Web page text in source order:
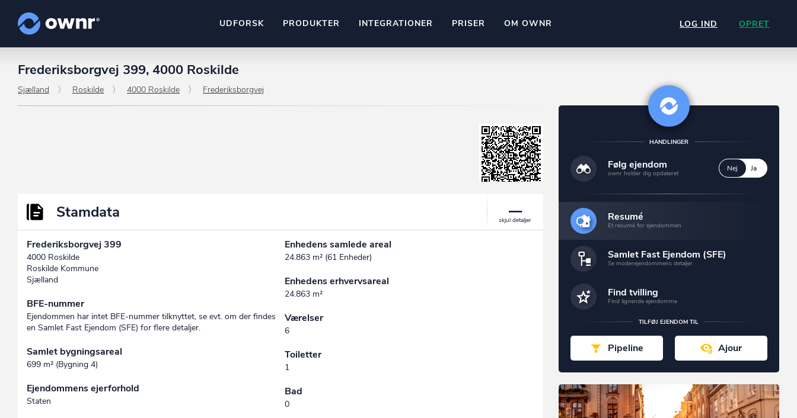
UDFORSK PRODUKTER
ownr Insights
INTEGRATIONER PRISER OM OWNR LOG IND OPRET
Frederiksborgvej 399, 4000 Roskilde
Sjælland Roskilde 4000 Roskilde Frederiksborgvej
Stamdata
Frederiksborgvej 399
4000 Roskilde
Roskilde Kommune
Sjælland
BFE-nummer
Ejendommen har intet BFE-nummer tilknyttet, se evt. om der findes
en Samlet Fast Ejendom (SFE) for flere detaljer.
Samlet bygningsareal
699 m² (Bygning 4)
Ejendommens ejerforhold
Staten
Enhedens samlede areal
24.863 m² (61 Enheder)
Enhedens erhvervsareal
24.863 m²
Værelser
6
Toiletter
1
Bad
0
HANDLINGER
Følg ejendom
ownr holder dig opdateret
Nej Ja
Resumé
Et resumé for ejendommen
Samlet Fast Ejendom (SFE)
Se moderejendommens detaljer
Find tvilling
Find lignende ejendomme
TILFØJ EJENDOM TIL
Pipeline Ajour